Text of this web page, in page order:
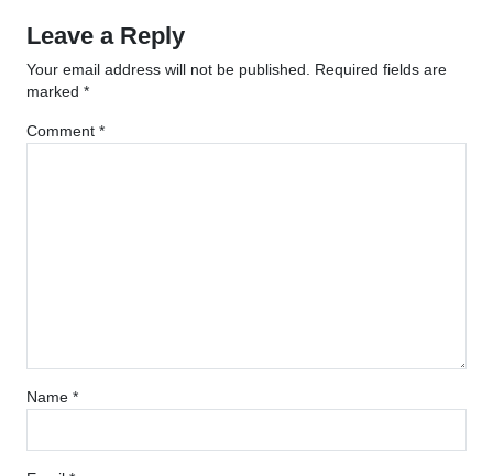
Leave a Reply
Your email address will not be published. Required fields are
marked *
Comment *
Name *